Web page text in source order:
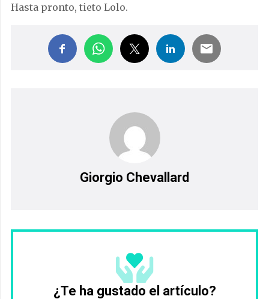
Hasta pronto, tieto Lolo.
Giorgio Chevallard
¿Te ha gustado el artículo?